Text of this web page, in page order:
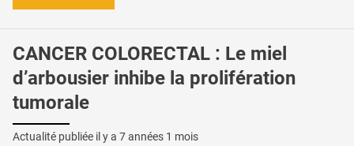
CANCER COLORECTAL : Le miel
d’arbousier inhibe la prolifération
tumorale
Actualité publiée il y a 7 années 1 mois